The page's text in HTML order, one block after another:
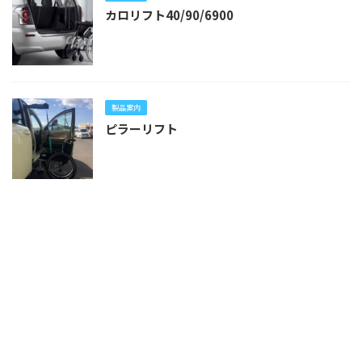
カロリフト40/90/6900
製品案内
ピラーリフト